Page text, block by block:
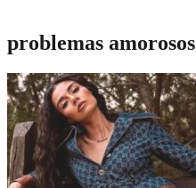
problemas amorosos